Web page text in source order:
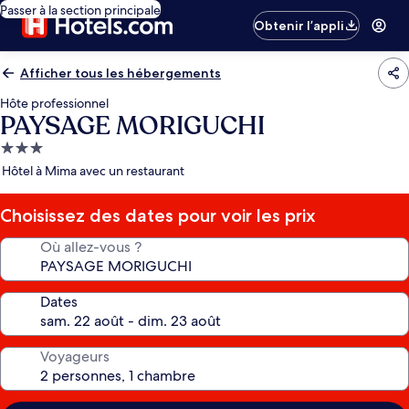
Passer à la section principale
Obtenir l’appli
Afficher tous les hébergements
Hôte professionnel
PAYSAGE MORIGUCHI
Hébergement
3.0 étoiles
Hôtel à Mima avec un restaurant
Choisissez des dates pour voir les prix
Où allez-vous ?
Dates
Voyageurs